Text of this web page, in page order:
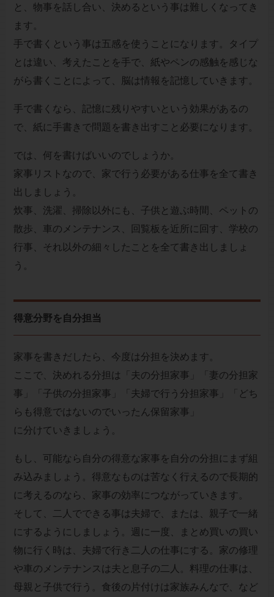
と、物事を話し合い、決めるという事は難しくなってき
ます。
手で書くという事は五感を使うことになります。タイプ
とは違い、考えたことを手で、紙やペンの感触を感じな
がら書くことによって、脳は情報を記憶していきます。
手で書くなら、記憶に残りやすいという効果があるの
で、紙に手書きで問題を書き出すこと必要になります。
では、何を書けばいいのでしょうか。
家事リストなので、家で行う必要がある仕事を全て書き
出しましょう。
炊事、洗濯、掃除以外にも、子供と遊ぶ時間、ペットの
散歩、車のメンテナンス、回覧板を近所に回す、学校の
行事、それ以外の細々したことを全て書き出しましょ
う。
得意分野を自分担当
家事を書きだしたら、今度は分担を決めます。
ここで、決めれる分担は「夫の分担家事」「妻の分担家
事」「子供の分担家事」「夫婦で行う分担家事」「どち
らも得意ではないのでいったん保留家事」
に分けていきましょう。
もし、可能なら自分の得意な家事を自分の分担にまず組
み込みましょう。得意なものは苦なく行えるので長期的
に考えるのなら、家事の効率につながっていきます。
そして、二人でできる事は夫婦で、または、親子で一緒
にするようにしましょう。週に一度、まとめ買いの買い
物に行く時は、夫婦で行き二人の仕事にする。家の修理
や車のメンテナンスは夫と息子の二人。料理の仕事は、
母親と子供で行う。食後の片付けは家族みんなで、など